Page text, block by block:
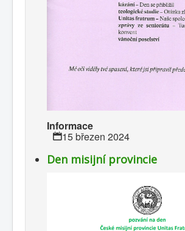
Informace
15 březen 2024
Den misijní provincie